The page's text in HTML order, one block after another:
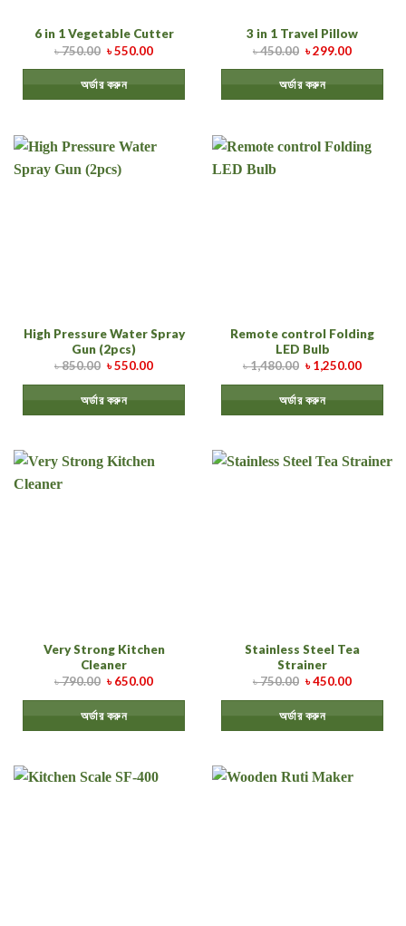
6 in 1 Vegetable Cutter
৳750.00 ৳550.00
অর্ডার করুন
3 in 1 Travel Pillow
৳450.00 ৳299.00
অর্ডার করুন
High Pressure Water Spray
Gun (2pcs)
৳850.00 ৳550.00
অর্ডার করুন
Remote control Folding
LED Bulb
৳1,480.00 ৳1,250.00
অর্ডার করুন
Very Strong Kitchen
Cleaner
৳790.00 ৳650.00
অর্ডার করুন
Stainless Steel Tea
Strainer
৳750.00 ৳450.00
অর্ডার করুন